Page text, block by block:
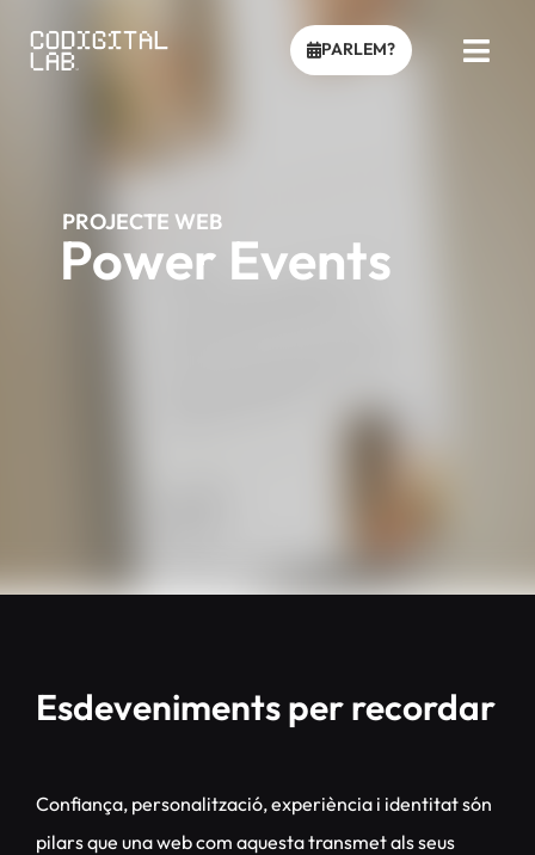
PARLEM?
PROJECTE WEB
Power Events
Esdeveniments per recordar
Confiança, personalització, experiència i identitat són
pilars que una web com aquesta transmet als seus